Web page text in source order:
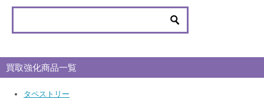
買取強化商品一覧
タペストリー